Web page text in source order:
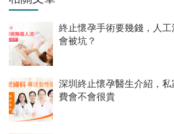
終止懷孕手術要幾錢，人
會被坑？
深圳終止懷孕醫生介紹，
費會不會很貴